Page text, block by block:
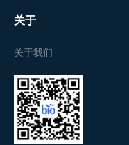
关于
关于我们